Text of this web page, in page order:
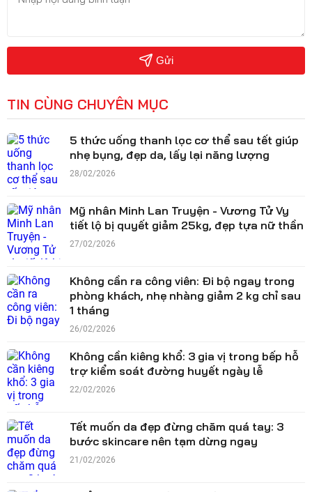
Gửi
TIN CÙNG CHUYÊN MỤC
5 thức uống thanh lọc cơ thể sau tết giúp
nhẹ bụng, đẹp da, lấy lại năng lượng
28/02/2026
Mỹ nhân Minh Lan Truyện - Vương Tử Vy
tiết lộ bị quyết giảm 25kg, đẹp tựa nữ thần
27/02/2026
Không cần ra công viên: Đi bộ ngay trong
phòng khách, nhẹ nhàng giảm 2 kg chỉ sau
1 tháng
26/02/2026
Không cần kiêng khổ: 3 gia vị trong bếp hỗ
trợ kiểm soát đường huyết ngày lễ
22/02/2026
Tết muốn da đẹp đừng chăm quá tay: 3
bước skincare nên tạm dừng ngay
21/02/2026